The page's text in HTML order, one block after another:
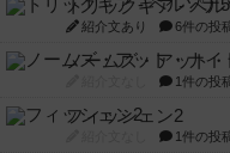
トリックギア - ペ
紹介文あり 6件の投
ノームズ・アット・
1件の投
フィッシェン2
1件の投